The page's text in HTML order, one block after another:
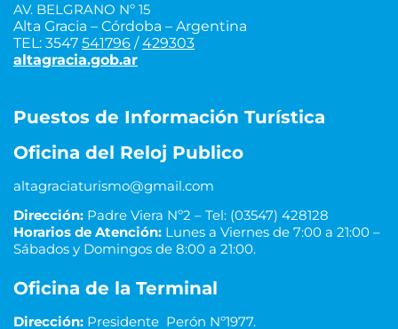
AV. BELGRANO Nº 15
Alta Gracia – Córdoba – Argentina
TEL: 3547 541796 /429303
altagracia.gob.ar
Puestos de Información Turística
Oficina del Reloj Publico
altagraciaturismo@gmail.com
Dirección: Padre Viera Nº2 – Tel: (03547) 428128
Horarios de Atención: Lunes a Viernes de 7:00 a 21:00 –
Sábados y Domingos de 8:00 a 21:00.
Oficina de la Terminal
Dirección: Presidente Perón Nº1977.